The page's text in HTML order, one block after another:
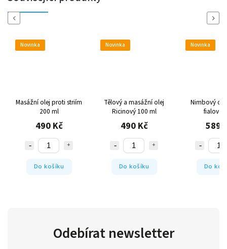
Previous
Tělový a masážní olej
Ricinový 100 ml
490 Kč
Do košíku
Nimbový olej 100 ml
fialové sklo
589 Kč
Do košíku
Tužící
Next
Odebírat newsletter